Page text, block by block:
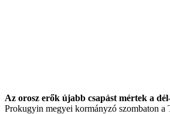
Az orosz erők újabb csapást mértek a
Prokugyin megyei kormányzó szombaton a